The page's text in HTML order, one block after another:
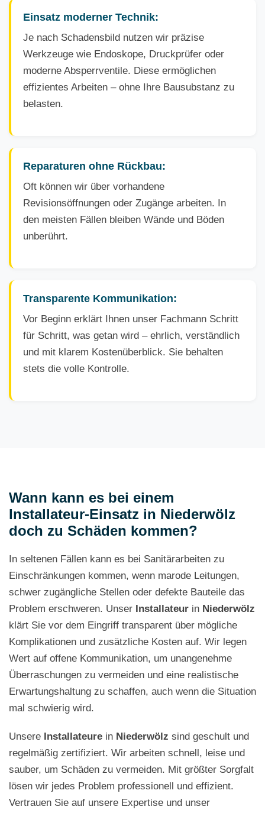
Einsatz moderner Technik:
Je nach Schadensbild nutzen wir präzise
Werkzeuge wie Endoskope, Druckprüfer oder
moderne Absperrventile. Diese ermöglichen
effizientes Arbeiten – ohne Ihre Bausubstanz zu
belasten.
Reparaturen ohne Rückbau:
Oft können wir über vorhandene
Revisionsöffnungen oder Zugänge arbeiten. In
den meisten Fällen bleiben Wände und Böden
unberührt.
Transparente Kommunikation:
Vor Beginn erklärt Ihnen unser Fachmann Schritt
für Schritt, was getan wird – ehrlich, verständlich
und mit klarem Kostenüberblick. Sie behalten
stets die volle Kontrolle.
Wann kann es bei einem
Installateur-Einsatz in Niederwölz
doch zu Schäden kommen?
In seltenen Fällen kann es bei Sanitärarbeiten zu
Einschränkungen kommen, wenn marode Leitungen,
schwer zugängliche Stellen oder defekte Bauteile das
Problem erschweren. Unser Installateur in Niederwölz
klärt Sie vor dem Eingriff transparent über mögliche
Komplikationen und zusätzliche Kosten auf. Wir legen
Wert auf offene Kommunikation, um unangenehme
Überraschungen zu vermeiden und eine realistische
Erwartungshaltung zu schaffen, auch wenn die Situation
mal schwierig wird.
Unsere Installateure in Niederwölz sind geschult und
regelmäßig zertifiziert. Wir arbeiten schnell, leise und
sauber, um Schäden zu vermeiden. Mit größter Sorgfalt
lösen wir jedes Problem professionell und effizient.
Vertrauen Sie auf unsere Expertise und unser